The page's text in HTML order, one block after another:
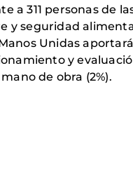
a 311 personas de
y seguridad
Unidas
y
de obra (2%).